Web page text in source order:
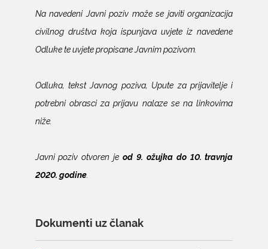
Na navedeni Javni poziv može se javiti organizacija
civilnog društva koja ispunjava uvjete iz navedene
Odluke te uvjete propisane Javnim pozivom.
Odluka, tekst Javnog poziva, Upute za prijavitelje i
potrebni obrasci za prijavu nalaze se na linkovima
niže.
Javni poziv otvoren jeod 9. ožujka do 10. travnja
2020. godine.
Dokumenti uz članak